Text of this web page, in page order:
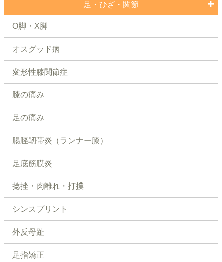
足・ひざ・関節
O脚・X脚
オスグッド病
変形性膝関節症
膝の痛み
足の痛み
腸脛靭帯炎（ランナー膝）
足底筋膜炎
捻挫・肉離れ・打撲
シンスプリント
外反母趾
足指矯正